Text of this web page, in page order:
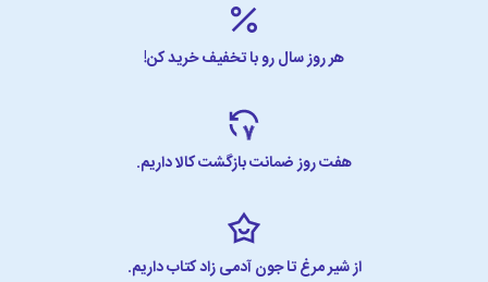
هر روز سال رو با تخفیف خرید کن!
هفت روز ضمانت بازگشت کالا داریم.
از شیر مرغ تا جون آدمی زاد کتاب داریم.